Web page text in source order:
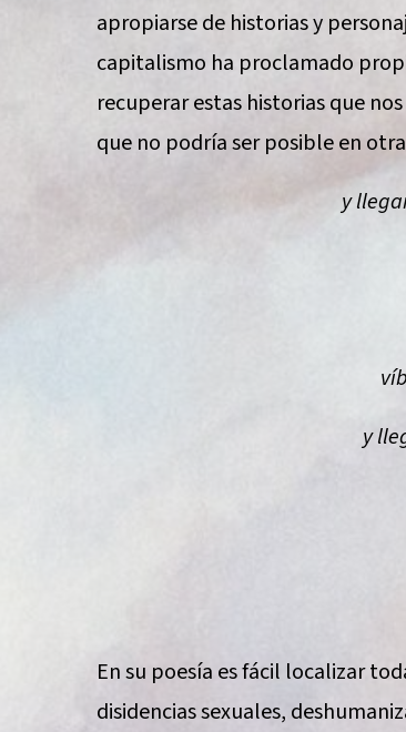
apropiarse de historias y
capitalismo ha proclamado
recuperar estas historias que
que no podría ser posible en
y
y
En su poesía es fácil localizar
disidencias sexuales,